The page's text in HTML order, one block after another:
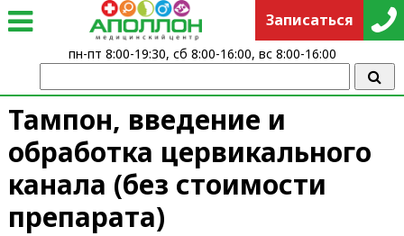
Тампон, введение и
обработка цервикального
канала (без стоимости
препарата)
Записаться
пн-пт 8:00-19:30, сб 8:00-16:00, вс 8:00-16:00